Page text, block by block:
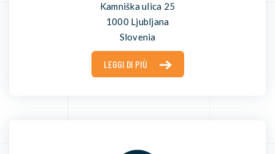
Kamniška ulica 25
1000 Ljubljana
Slovenia
LEGGI DI PIÙ